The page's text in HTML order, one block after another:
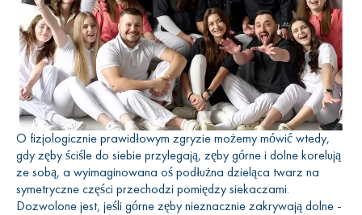
O fizjologicznie prawidłowym zgryzie możemy mówić wtedy,
gdy zęby ściśle do siebie przylegają, zęby górne i dolne korelują
ze sobą, a wyimaginowana oś podłużna dzieląca twarz na
symetryczne części przechodzi pomiędzy siekaczami.
Dozwolone jest, jeśli górne zęby nieznacznie zakrywają dolne -